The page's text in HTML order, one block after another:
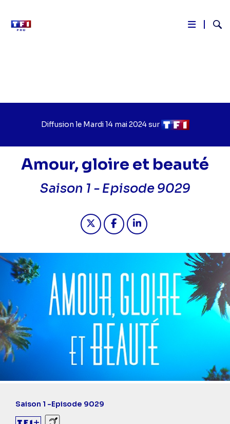
Diffusion le Jour
diffusion
Mardi 14 mai 2024sur Chaîne
diffusion
Amour, gloire et beauté
Saison 1 -Episode 9029
Partager "2024-05-14 10:30 -
Partager "2024-05-14
Saison 1 -Episode 9029